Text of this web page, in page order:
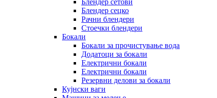
Блендер сецко
Рачни блендери
Стоечки блендери
Бокали
Бокали за прочистување вода
Додатоци за бокали
Електрични бокали
Електрични бокали
Резервни делови за бокали
Кујнски ваги